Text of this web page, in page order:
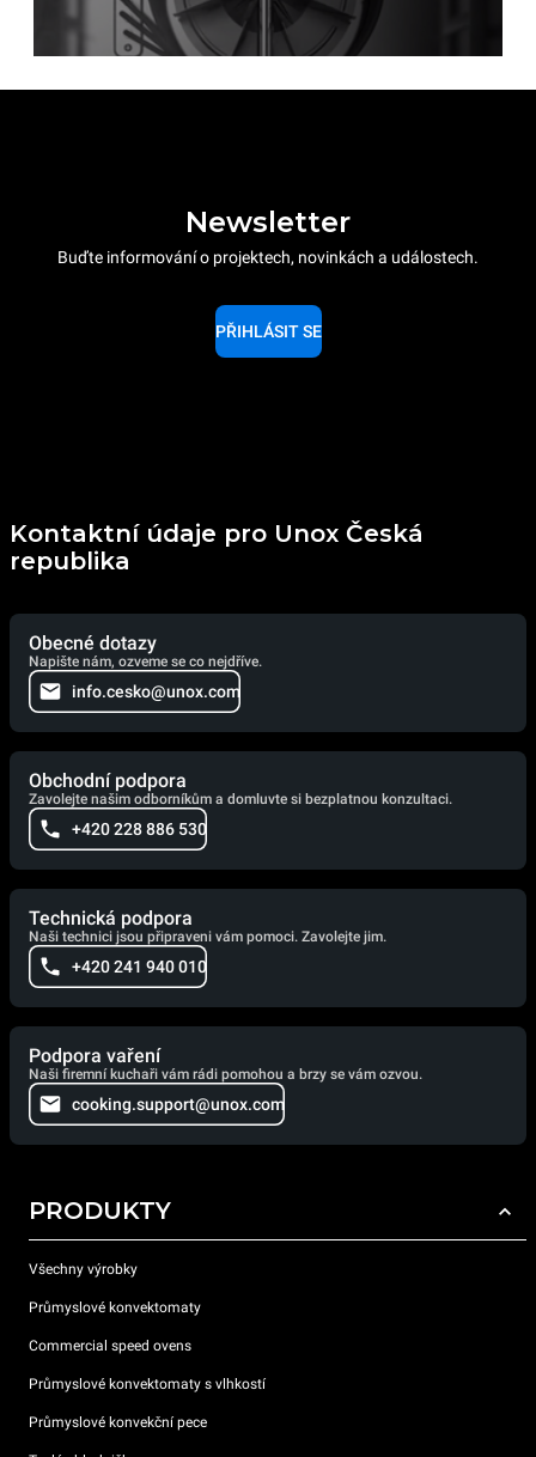
Newsletter
Buďte informování o projektech, novinkách a událostech.
PŘIHLÁSIT SE
Kontaktní údaje pro Unox Česká
republika
Obecné dotazy
Napište nám, ozveme se co nejdříve.
info.cesko@unox.com
Obchodní podpora
Zavolejte našim odborníkům a domluvte si bezplatnou konzultaci.
+420 228 886 530
Technická podpora
Naši technici jsou připraveni vám pomoci. Zavolejte jim.
+420 241 940 010
Podpora vaření
Naši firemní kuchaři vám rádi pomohou a brzy se vám ozvou.
cooking.support@unox.com
PRODUKTY
Všechny výrobky
Průmyslové konvektomaty
Commercial speed ovens
Průmyslové konvektomaty s vlhkostí
Průmyslové konvekční pece